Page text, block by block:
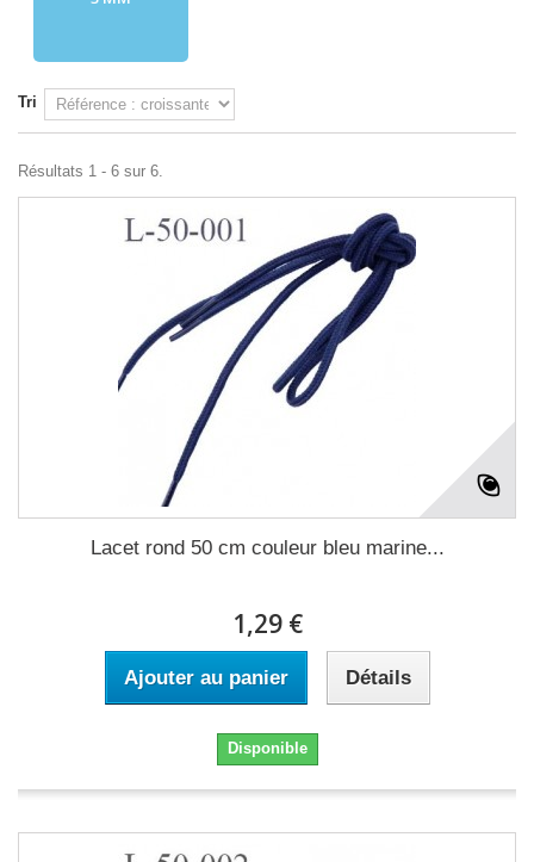
Tri
Résultats 1 - 6 sur 6.
Lacet rond 50 cm couleur bleu marine...
1,29 €
Ajouter au panier Détails
Disponible